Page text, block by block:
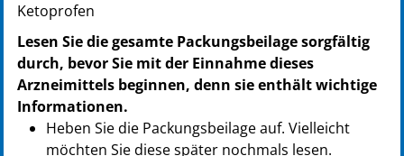
PPN: 111016870006
GTIN: 04260083220573
PZN: 10168717
PPN: 111016871793
GTIN: 04260083220580
PZN: 10168723
PPN: 111016872359
Ketoprofen
Lesen Sie die gesamte Packungsbeilage sorgfältig
durch, bevor Sie mit der Einnahme dieses
Arzneimittels beginnen, denn sie enthält wichtige
Informationen.
Heben Sie die Packungsbeilage auf. Vielleicht
möchten Sie diese später nochmals lesen.